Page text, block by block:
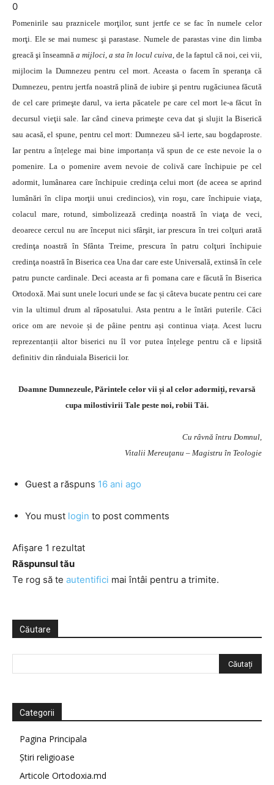
0
Pomenirile sau praznicele morţilor, sunt jertfe ce se fac în numele celor
morţi. Ele se mai numesc şi parastase. Numele de parastas vine din limba
greacă şi înseamnă a mijloci, a sta în locul cuiva, de la faptul că noi, cei vii,
mijlocim la Dumnezeu pentru cel mort. Aceasta o facem în speranţa că
Dumnezeu, pentru jertfa noastră plină de iubire şi pentru rugăciunea făcută
de cel care primeşte darul, va ierta păcatele pe care cel mort le-a făcut în
decursul vieţii sale. Iar când cineva primeşte ceva dat şi slujit la Biserică
sau acasă, el spune, pentru cel mort: Dumnezeu să-l ierte, sau bogdaproste.
Iar pentru a înțelege mai bine importanța vă spun de ce este nevoie la o
pomenire. La o pomenire avem nevoie de colivă care închipuie pe cel
adormit, lumânarea care închipuie credinţa celui mort (de aceea se aprind
lumânări în clipa morţii unui credincios), vin roşu, care închipuie viaţa,
colacul mare, rotund, simbolizează credinţa noastră în viaţa de veci,
deoarece cercul nu are început nici sfârşit, iar prescura în trei colţuri arată
credinţa noastră în Sfânta Treime, prescura în patru colţuri închipuie
credinţa noastră în Biserica cea Una dar care este Universală, extinsă în cele
patru puncte cardinale. Deci aceasta ar fi pomana care e făcută în Biserica
Ortodoxă. Mai sunt unele locuri unde se fac și câteva bucate pentru cei care
vin la ultimul drum al răposatului. Asta pentru a le întări puterile. Căci
orice om are nevoie și de pâine pentru ași continua viața. Acest lucru
reprezentanții altor biserici nu îl vor putea înțelege pentru că e lipsită
definitiv din rânduiala Bisericii lor.
Doamne Dumnezeule, Părintele celor vii și al celor adormiți, revarsă
cupa milostivirii Tale peste noi, robii Tăi.
Cu râvnă întru Domnul,
Vitalii Mereuţanu – Magistru în Teologie
Guest a răspuns 16 ani ago
You must login to post comments
Afișare 1 rezultat
Răspunsul tău
Te rog să te autentifici mai întâi pentru a trimite.
Căutare
Categorii
Pagina Principala
Știri religioase
Articole Ortodoxia.md